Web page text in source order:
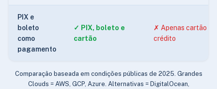
PIX e
boleto
como
pagamento
✓ PIX, boleto e
cartão
✗ Apenas cartão de
crédito
Comparação baseada em condições públicas de 2025. Grandes
Clouds = AWS, GCP, Azure. Alternativas = DigitalOcean,